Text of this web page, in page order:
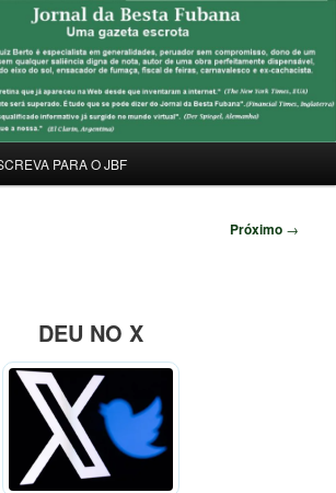
FUBANA
PARA O JBF
Próximo →
DEU NO X